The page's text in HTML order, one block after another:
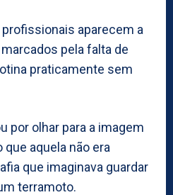
aparecem a
pela falta de
praticamente sem
por olhar para a imagem
aquela não era
que imaginava guardar
terramoto.